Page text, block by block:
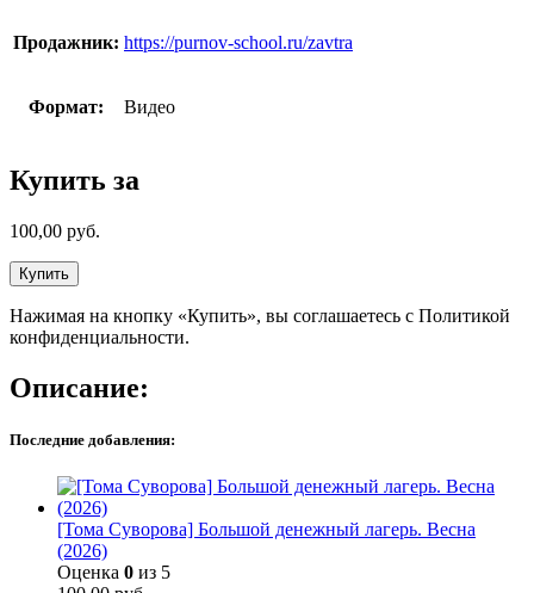
Продажник: https://purnov-school.ru/zavtra
Формат: Видео
Купить за
100,00 руб.
Купить
Нажимая на кнопку «Купить», вы соглашаетесь с Политикой
конфиденциальности.
Описание:
Последние добавления:
[Тома Суворова] Большой денежный лагерь. Весна
(2026)
Оценка 0 из 5